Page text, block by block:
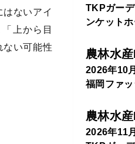
ないアイ
上から目
ない可能性
TKPガー
ンケット
農林水
2026年10
福岡ファ
農林水
2026年11